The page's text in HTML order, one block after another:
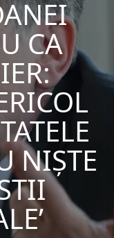
CA
NIȘTE